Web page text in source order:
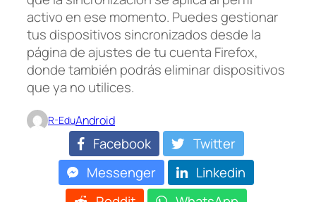
activo en ese momento. Puedes gestionar
tus dispositivos sincronizados desde la
página de ajustes de tu cuenta Firefox,
donde también podrás eliminar dispositivos
que ya no utilices.
R-EduAndroid
Facebook
Twitter
Messenger
Linkedin